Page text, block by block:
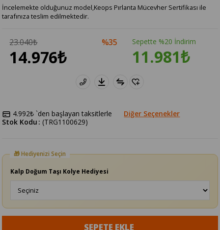
İncelemekte olduğunuz model,Keops Pırlanta Mücevher Sertifikası ile
tarafınıza teslim edilmektedir.
23.040₺
14.976₺
35 Sepette %20 İndirim
11.981₺
4.992₺ `den başlayan taksitlerle
Diğer Seçenekler
(TRG1100629)
Stok Kodu
Kalp Doğum Taşı Kolye Hediyesi